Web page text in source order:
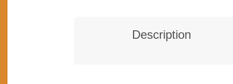
Description